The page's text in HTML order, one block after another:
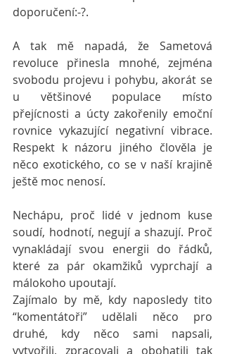
doporučení:-?.
A tak mě napadá, že Sametová
revoluce přinesla mnohé, zejména
svobodu projevu i pohybu, akorát se
u většinové populace místo
přejícnosti a úcty zakořenily emoční
rovnice vykazující negativní vibrace.
Respekt k názoru jiného člověla je
něco exotického, co se v naší krajině
ještě moc nenosí.
Nechápu, proč lidé v jednom kuse
soudí, hodnotí, negují a shazují. Proč
vynakládají svou energii do řádků,
které za pár okamžiků vyprchají a
málokoho upoutají.
Zajímalo by mě, kdy naposledy tito
“komentátoři” udělali něco pro
druhé, kdy něco sami napsali,
vytvořili, zpracovali a obohatili tak